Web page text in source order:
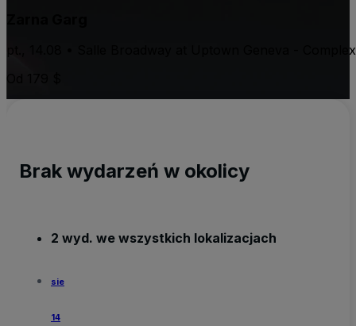
pt., 14.08 • Salle Broadway at Uptown Geneva - Complex
Brak wydarzeń w okolicy
2 wyd. we wszystkich lokalizacjach
sie
14